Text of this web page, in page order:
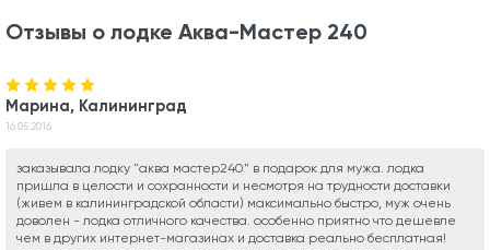
Отзывы о лодке Аква-Мастер 240
Марина, Калининград
16.05.2016
заказывала лодку "аква мастер240" в подарок для мужа. лодка
пришла в целости и сохранности и несмотря на трудности доставки
(живем в калининградской области) максимально быстро, муж очень
доволен - лодка отличного качества. особенно приятно что дешевле
чем в других интернет-магазинах и доставка реально бесплатная!